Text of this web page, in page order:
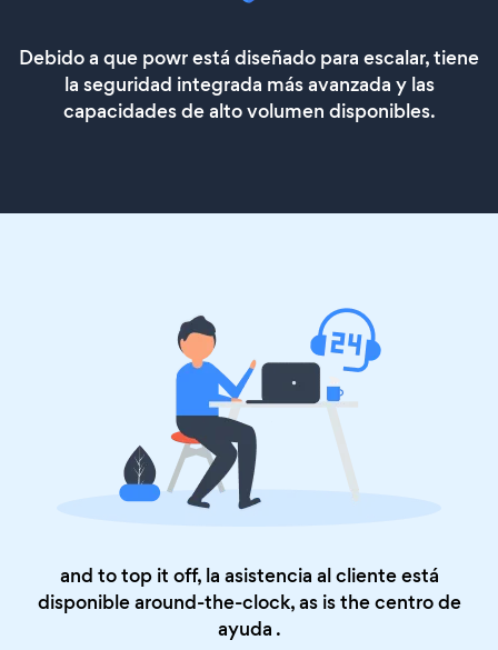
Debido a que powr está diseñado para escalar, tiene
la seguridad integrada más avanzada y las
capacidades de alto volumen disponibles.
and to top it off, la asistencia al cliente está
disponible around-the-clock, as is thecentro de
ayuda .